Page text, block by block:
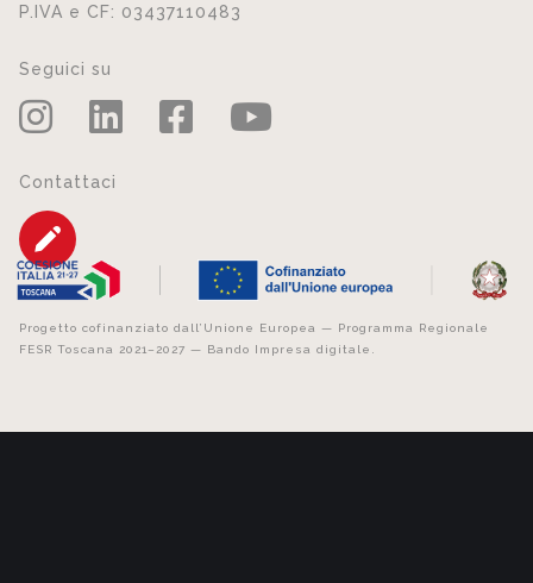
P.IVA e CF: 03437110483
Seguici su
Contattaci
Progetto cofinanziato dall’Unione Europea — Programma Regionale
FESR Toscana 2021–2027 — Bando Impresa digitale.